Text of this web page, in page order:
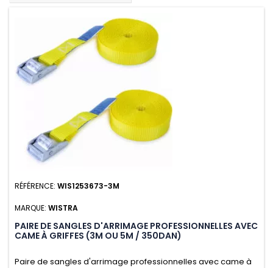
RÉFÉRENCE: WIS1253673-3M
MARQUE: WISTRA
PAIRE DE SANGLES D'ARRIMAGE PROFESSIONNELLES AVEC
CAME À GRIFFES (3M OU 5M / 350DAN)
Paire de sangles d'arrimage professionnelles avec came à